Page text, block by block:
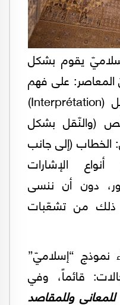
يقوم بشكل
المعاصر: على فهم
(Compréhension) وتأويل (Interprétation)
(والنّقل بشكل
(إلى جانب
الإشارات
دون أن ننسى
ذلك من تشعّبات
نموذج “إسلاميّ”
قائماً، وفي
للمعاني وللمقاصد